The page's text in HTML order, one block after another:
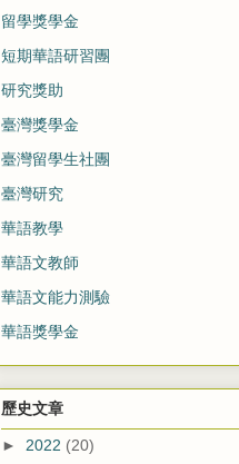
留學獎學金
短期華語研習團
研究獎助
臺灣獎學金
臺灣留學生社團
臺灣研究
華語教學
華語文教師
華語文能力測驗
華語獎學金
歷史文章
► 2022 (20)